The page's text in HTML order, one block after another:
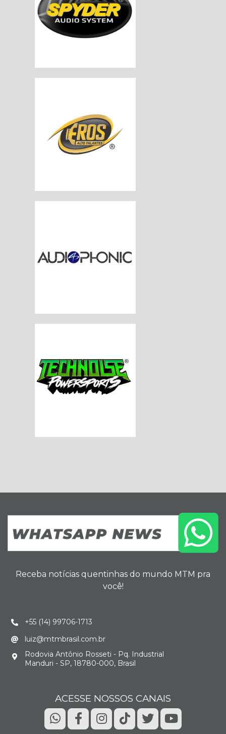
Receba notícias quentinhas do mundo MTM pra
você!
+55 (14) 99706-1713
luiz@mtmbrasil.com.br
Rodovia Antônio Rosseti - Pq. Industrial
Manduri - SP, 18780-000, Brasil
ACESSE NOSSOS CANAIS